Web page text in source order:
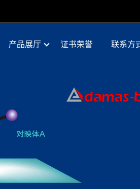
产品展厅 证书荣誉 联系方